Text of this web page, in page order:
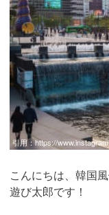
引用：https://
こんにちは、韓国
遊び太郎です！